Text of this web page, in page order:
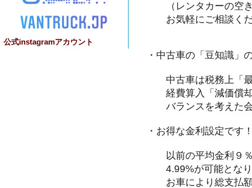
公式instagramアカウント
（レンタカーの空き
お気軽にご相談くだ
・中古車の「豆知識」
中古車は税務上「最
経費算入「減価償却
バランスを考えた会
・お得な金利設定です！
以前の平均金利９％
4.99%が可能となり
お車により総支払額